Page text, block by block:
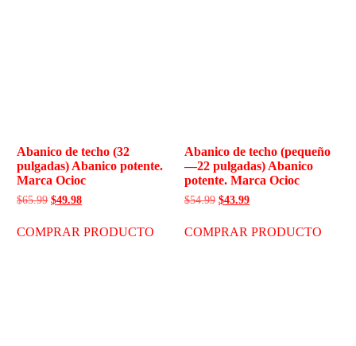
Abanico de techo (32
pulgadas) Abanico potente.
Marca Ocioc
$65.99 $49.98
COMPRAR PRODUCTO
Abanico de techo (pequeño
—22 pulgadas) Abanico
potente. Marca Ocioc
$54.99 $43.99
COMPRAR PRODUCTO